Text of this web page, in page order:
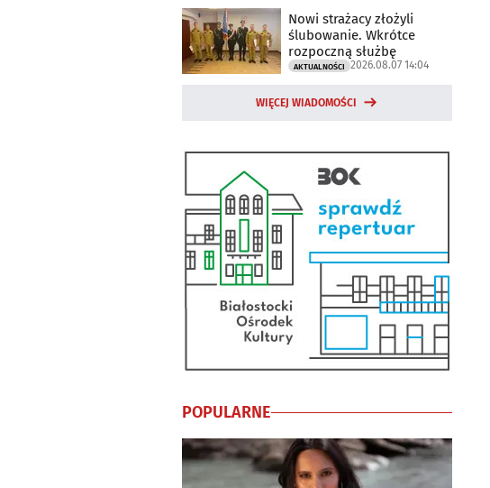
Nowi strażacy złożyli
ślubowanie. Wkrótce
rozpoczną służbę
AKTUALNOŚCI 2026.08.07 14:04
WIĘCEJ WIADOMOŚCI
POPULARNE